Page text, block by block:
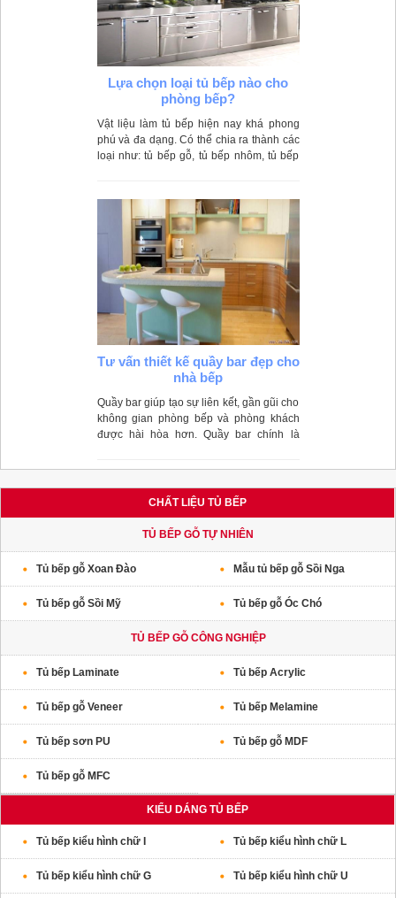
Lựa chọn loại tủ bếp nào cho
phòng bếp?
Vật liệu làm tủ bếp hiện nay khá phong
phú và đa dạng. Có thể chia ra thành các
loại như: tủ bếp gỗ, tủ bếp nhôm, tủ bếp
chính của mỗi gia đình mà bạn có thể lắp
đặt loại tủ bếp phù hợp nhất.
Tư vấn thiết kế quầy bar đẹp cho
nhà bếp
Quầy bar giúp tạo sự liên kết, gần gũi cho
không gian phòng bếp và phòng khách
được hài hòa hơn. Quầy bar chính là
CHẤT LIỆU TỦ BẾP
TỦ BẾP GỖ TỰ NHIÊN
Tủ bếp gỗ Xoan Đào Mẫu tủ bếp gỗ Sồi Nga
Tủ bếp gỗ Sồi Mỹ Tủ bếp gỗ Óc Chó
TỦ BẾP GỖ CÔNG NGHIỆP
Tủ bếp Laminate Tủ bếp Acrylic
Tủ bếp gỗ Veneer Tủ bếp Melamine
Tủ bếp sơn PU Tủ bếp gỗ MDF
Tủ bếp gỗ MFC
KIỂU DÁNG TỦ BẾP
Tủ bếp kiểu hình chữ I Tủ bếp kiểu hình chữ L
Tủ bếp kiểu hình chữ G Tủ bếp kiểu hình chữ U